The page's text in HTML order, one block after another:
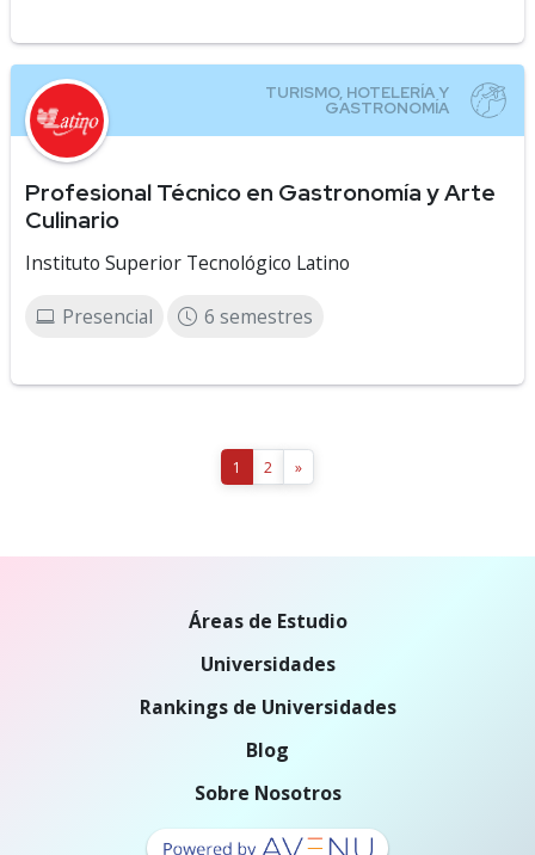
Profesional Técnico en Gastronomía y Arte
Culinario
Instituto Superior Tecnológico Latino
Presencial 6 semestres
1 2 »
Áreas de Estudio
Universidades
Rankings de Universidades
Blog
Sobre Nosotros